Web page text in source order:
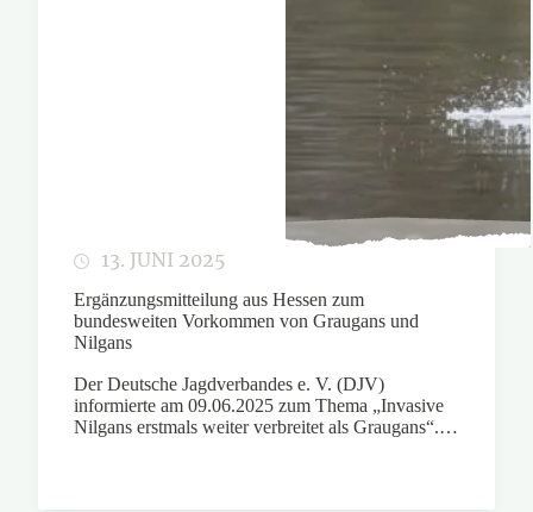
13. JUNI 2025
Ergänzungsmitteilung aus Hessen zum
bundesweiten Vorkommen von Graugans und
Nilgans
Der Deutsche Jagdverbandes e. V. (DJV)
informierte am 09.06.2025 zum Thema „Invasive
Nilgans erstmals weiter verbreitet als Graugans“.…